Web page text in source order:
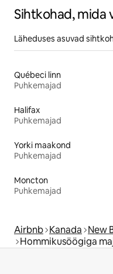
Sihtkohad, mida
Läheduses asuvad
Québeci linn
Puhkemajad
Halifax
Puhkemajad
Yorki maakond
Puhkemajad
Moncton
Puhkemajad
Airbnb Kanada New
Hommikusöögiga